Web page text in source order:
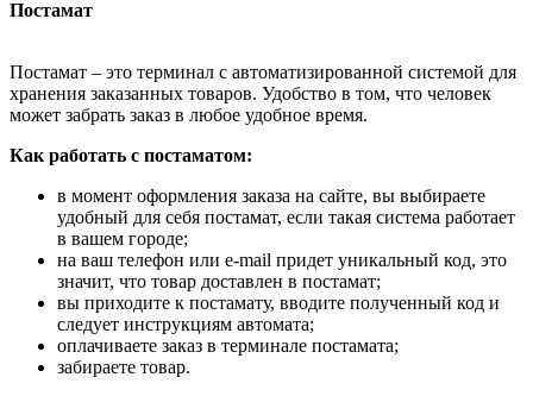
Постамат
Постамат – это терминал с автоматизированной системой для
хранения заказанных товаров. Удобство в том, что человек
может забрать заказ в любое удобное время.
Как работать с постаматом:
в момент оформления заказа на сайте, вы выбираете
удобный для себя постамат, если такая система работает
в вашем городе;
на ваш телефон или e-mail придет уникальный код, это
значит, что товар доставлен в постамат;
вы приходите к постамату, вводите полученный код и
следует инструкциям автомата;
оплачиваете заказ в терминале постамата;
забираете товар.